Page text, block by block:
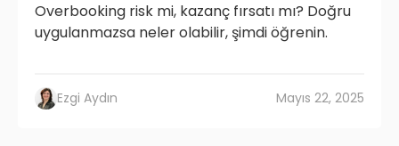
Overbooking risk mi, kazanç fırsatı mı? Doğru
uygulanmazsa neler olabilir, şimdi öğrenin.
Ezgi Aydın Mayıs 22, 2025